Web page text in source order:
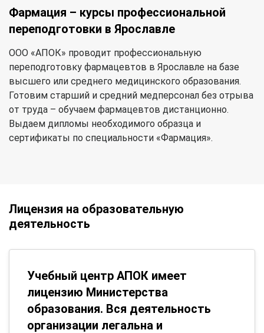
Фармация – курсы профессиональной
переподготовки в Ярославле
ООО «АПОК» проводит профессиональную
переподготовку фармацевтов в Ярославле на базе
высшего или среднего медицинского образования.
Готовим старший и средний медперсонал без отрыва
от труда – обучаем фармацевтов дистанционно.
Выдаем дипломы необходимого образца и
сертификаты по специальности «Фармация».
Лицензия на образовательную
деятельность
Учебный центр АПОК имеет
лицензию Министерства
образования. Вся деятельность
организации легальна и